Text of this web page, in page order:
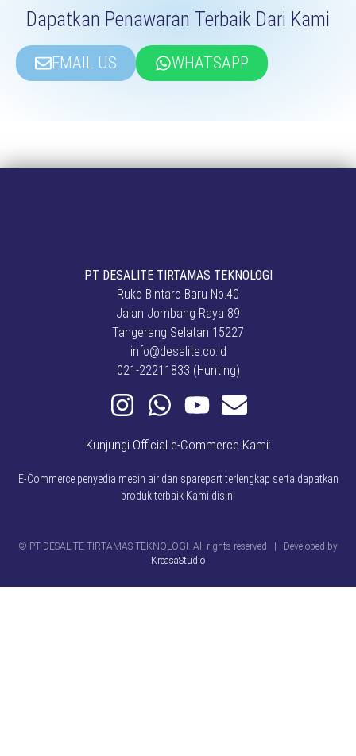
Dapatkan Penawaran Terbaik Dari Kami
EMAIL US WHATSAPP
PT DESALITE TIRTAMAS TEKNOLOGI
Ruko Bintaro Baru No.40
Jalan Jombang Raya 89
Tangerang Selatan 15227
info@desalite.co.id
021-22211833 (Hunting)
Kunjungi Official e-Commerce Kami:
E-Commerce penyedia mesin air dan sparepart terlengkap serta dapatkan
produk terbaik Kami disini
© PT DESALITE TIRTAMAS TEKNOLOGI. All rights reserved | Developed by
KreasaStudio